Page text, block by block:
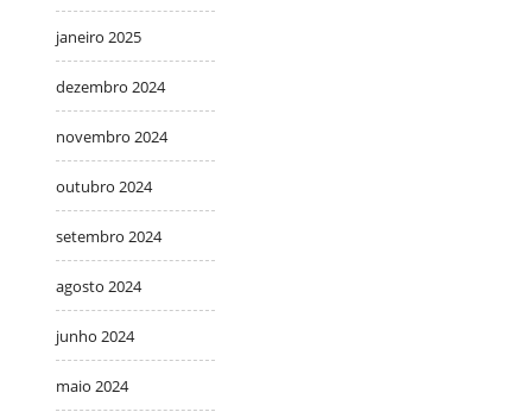
janeiro 2025
dezembro 2024
novembro 2024
outubro 2024
setembro 2024
agosto 2024
junho 2024
maio 2024